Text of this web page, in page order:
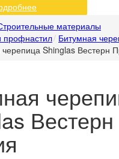
материалы
профнастил Битумная
Shinglas Вестерн
Вестерн